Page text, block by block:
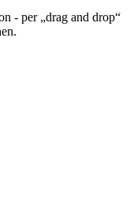
- per „drag and drop“